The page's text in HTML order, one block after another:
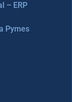
– ERP
Pymes